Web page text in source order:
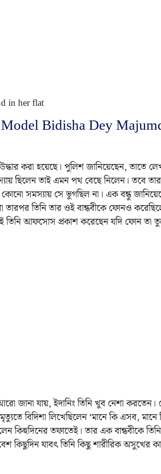
(Model Bidisha Dey
করা হয়েছে। পুলিশ জানিয়েছেন, তাতে
ছিলেন তাই এমন পথ বেছে নিলেন। তবে তার
সমস্যায় সে ভুগছিল না। এক বন্ধু
তারপর তিনি তার ওই বান্ধবীকে ফোনও
তিনি আফসোস প্রকাশ করেছেন যদি ফোন তা
জানা যায়, ইদানিং তিনি খুব নেশা করতেন।
বিদিশা লিখেছিলেন ‘মানে কি এসব, মানে
কিহুদিনের তফাতেই। তার এক বান্ধবীকে তিনি
কিছুদিন যাবৎ তিনি কিছু শারীরিক অসুখের